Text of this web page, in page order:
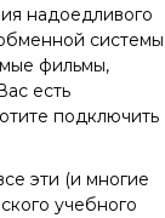
надоедливого
системы
фильмы,
есть
подключить
эти (и многие
учебного